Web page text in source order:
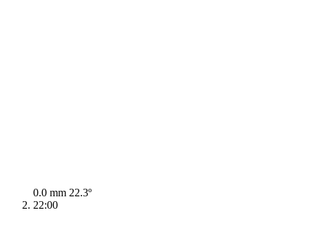
0.0 mm 22.3º
22:00